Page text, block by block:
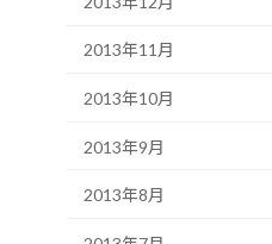
2013年11月
2013年10月
2013年9月
2013年8月